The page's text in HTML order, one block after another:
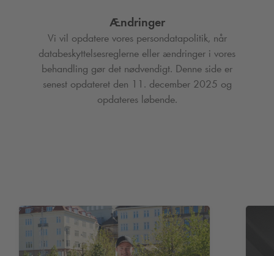
Ændringer
Vi vil opdatere vores persondatapolitik, når
databeskyttelsesreglerne eller ændringer i vores
behandling gør det nødvendigt. Denne side er
senest opdateret den 11. december 2025 og
opdateres løbende.